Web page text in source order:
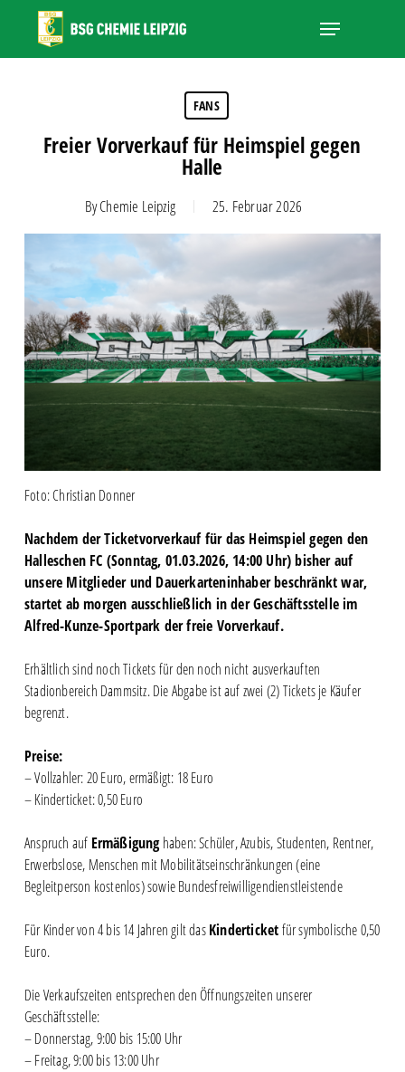
main
Menu
FANS
Freier Vorverkauf für Heimspiel gegen
Halle
ByChemie Leipzig 25. Februar 2026
Foto: Christian Donner
Nachdem der Ticketvorverkauf für das Heimspiel gegen den
Halleschen FC (Sonntag, 01.03.2026, 14:00 Uhr) bisher auf
unsere Mitglieder und Dauerkarteninhaber beschränkt war,
startet ab morgen ausschließlich in der Geschäftsstelle im
Alfred-Kunze-Sportpark der freie Vorverkauf.
Erhältlich sind noch Tickets für den noch nicht ausverkauften
Stadionbereich Dammsitz. Die Abgabe ist auf zwei (2) Tickets je Käufer
begrenzt.
Preise:
– Vollzahler: 20 Euro, ermäßigt: 18 Euro
– Kinderticket: 0,50 Euro
Anspruch auf Ermäßigunghaben: Schüler, Azubis, Studenten, Rentner,
Erwerbslose, Menschen mit Mobilitätseinschränkungen (eine
Begleitperson kostenlos) sowie Bundesfreiwilligendienstleistende
Für Kinder von 4 bis 14 Jahren gilt dasKinderticketfür symbolische 0,50
Euro.
Die Verkaufszeiten entsprechen den Öffnungszeiten unserer
Geschäftsstelle:
– Donnerstag, 9:00 bis 15:00 Uhr
– Freitag, 9:00 bis 13:00 Uhr
Close